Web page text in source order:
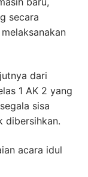
secara
dari
1 AK 2 yang
sisa
dibersihkan.
acara idul